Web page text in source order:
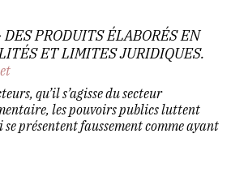
PRODUITS ÉLABORÉS EN
ET LIMITES JURIDIQUES.
qu’il s’agisse du secteur
les pouvoirs publics luttent
présentent faussement comme ayant